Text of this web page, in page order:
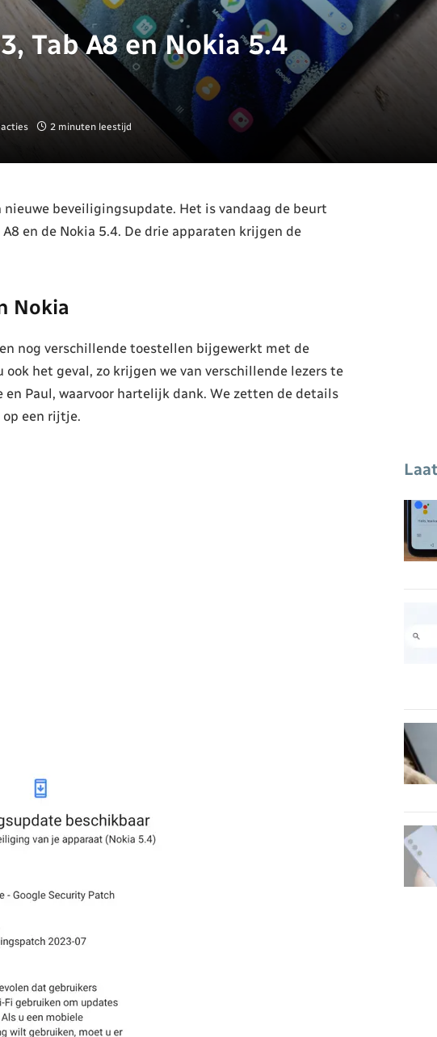
Tab A8 en Nokia 5.4
2 minuten leestijd
beveiligingsupdate. Het is vandaag de beurt
en de Nokia 5.4. De drie apparaten krijgen de
Nokia
nog verschillende toestellen bijgewerkt met de
het geval, zo krijgen we van verschillende lezers te
Paul, waarvoor hartelijk dank. We zetten de details
op een rijtje.